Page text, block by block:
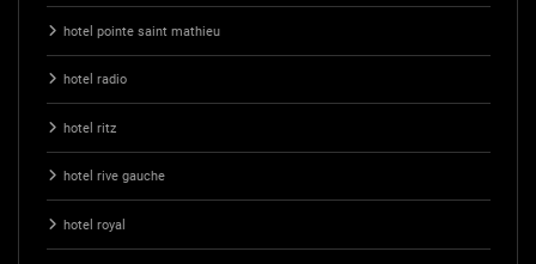
hotel pointe saint mathieu
hotel radio
hotel ritz
hotel rive gauche
hotel royal